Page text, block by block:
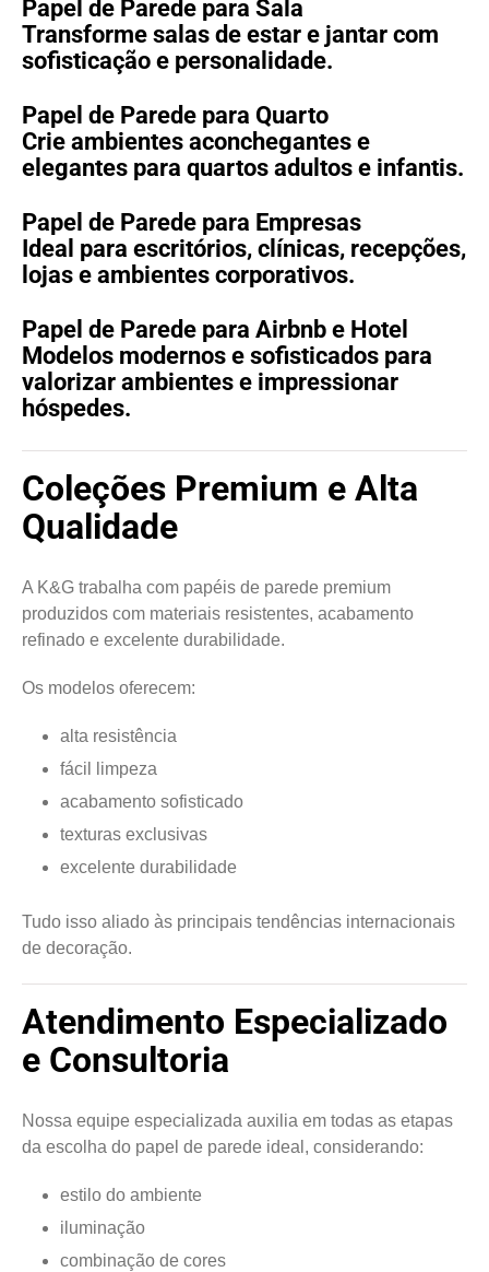
Papel de Parede para Sala
Transforme salas de estar e jantar com
sofisticação e personalidade.
Papel de Parede para Quarto
Crie ambientes aconchegantes e
elegantes para quartos adultos e infantis.
Papel de Parede para Empresas
Ideal para escritórios, clínicas, recepções,
lojas e ambientes corporativos.
Papel de Parede para Airbnb e Hotel
Modelos modernos e sofisticados para
valorizar ambientes e impressionar
hóspedes.
Coleções Premium e Alta
Qualidade
A K&G trabalha com papéis de parede premium
produzidos com materiais resistentes, acabamento
refinado e excelente durabilidade.
Os modelos oferecem:
alta resistência
fácil limpeza
acabamento sofisticado
texturas exclusivas
excelente durabilidade
Tudo isso aliado às principais tendências internacionais
de decoração.
Atendimento Especializado
e Consultoria
Nossa equipe especializada auxilia em todas as etapas
da escolha do papel de parede ideal, considerando:
estilo do ambiente
iluminação
combinação de cores